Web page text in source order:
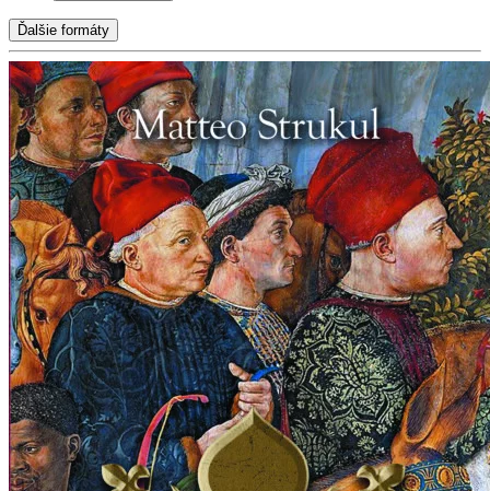
Ďalšie formáty